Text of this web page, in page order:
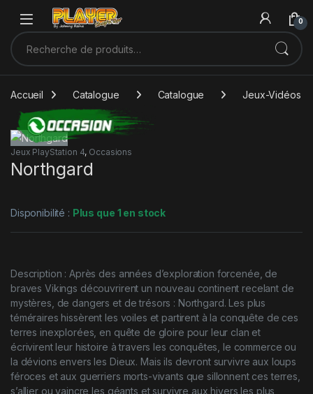
Sauter à la navigation
Skip to content
0
Recherche pour :
Accueil Catalogue Catalogue Jeux-Vidéos
Jeux PlayStation 4, Occasions
Northgard
Disponibilité : Plus que 1 en stock
Description : Après des années d’exploration forcenée, de
braves Vikings découvrirent un nouveau continent recelant de
mystères, de dangers et de trésors : Northgard. Les plus
téméraires hissèrent les voiles et partirent à la conquête de ces
terres inexplorées, en quête de gloire pour leur clan et
écrivirent leur histoire à travers les conquêtes, le commerce ou
la dévions envers les Dieux. Mais ils devront survivre aux loups
féroces et aux guerriers morts-vivants que sillonnent ces terres,
s’allier ou vaincre les géants et survivre aux hivers les plus